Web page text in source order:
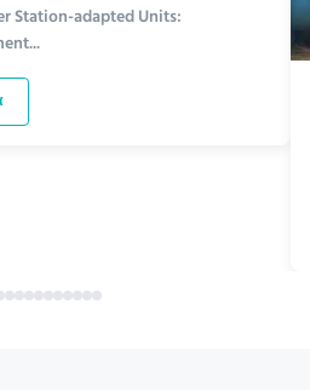
Station-adapted Units: